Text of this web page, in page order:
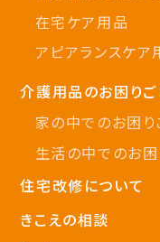
在宅ケア用品
アピアランスケア
介護用品のお困りご
家の中でのお困り
生活の中でのお困
住宅改修について
きこえの相談